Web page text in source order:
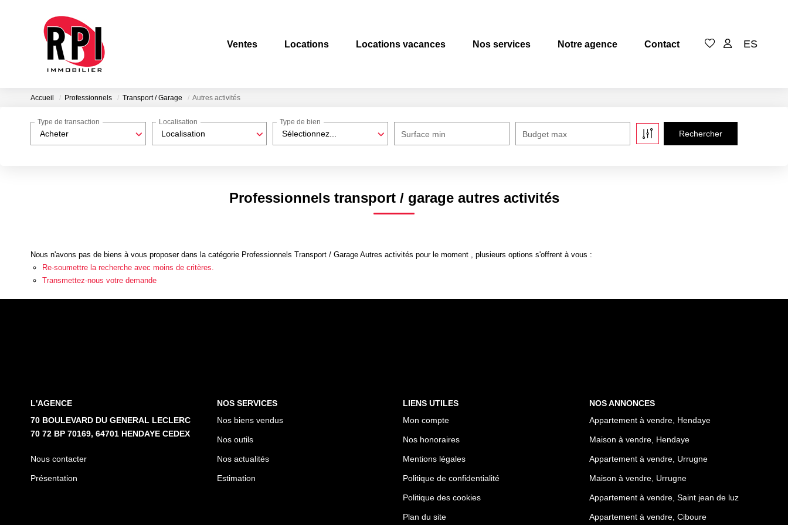
Ventes Locations Locations vacances Nos services Notre agence Contact ES
Accueil Professionnels Transport / Garage Autres activités
Acheter
Type de transaction
Localisation
Localisation
Sélectionnez...
Type de bien
Surface min Budget max
Professionnels transport / garage autres activités
Nous n'avons pas de biens à vous proposer dans la catégorie Professionnels Transport / Garage Autres activités pour le moment , plusieurs options s'offrent à vous :
Re-soumettre la recherche avec moins de critères.
Transmettez-nous votre demande
L'AGENCE
70 BOULEVARD DU GENERAL LECLERC
70 72 BP 70169, 64701 HENDAYE CEDEX
Nous contacter
Présentation
NOS SERVICES
Nos biens vendus
Nos outils
Nos actualités
Estimation
LIENS UTILES
Mon compte
Nos honoraires
Mentions légales
Politique de confidentialité
Politique des cookies
Plan du site
NOS ANNONCES
Appartement à vendre, Hendaye
Maison à vendre, Hendaye
Appartement à vendre, Urrugne
Maison à vendre, Urrugne
Appartement à vendre, Saint jean de luz
Appartement à vendre, Ciboure